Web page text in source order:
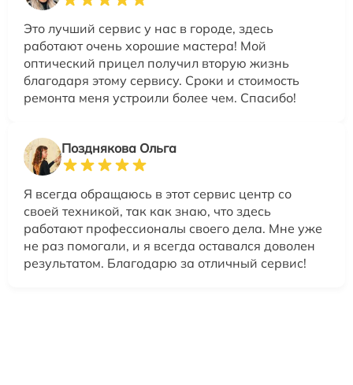
Это лучший сервис у нас в городе, здесь
работают очень хорошие мастера! Мой
оптический прицел получил вторую жизнь
благодаря этому сервису. Сроки и стоимость
ремонта меня устроили более чем. Спасибо!
Позднякова Ольга
Я всегда обращаюсь в этот сервис центр со
своей техникой, так как знаю, что здесь
работают профессионалы своего дела. Мне уже
не раз помогали, и я всегда оставался доволен
результатом. Благодарю за отличный сервис!